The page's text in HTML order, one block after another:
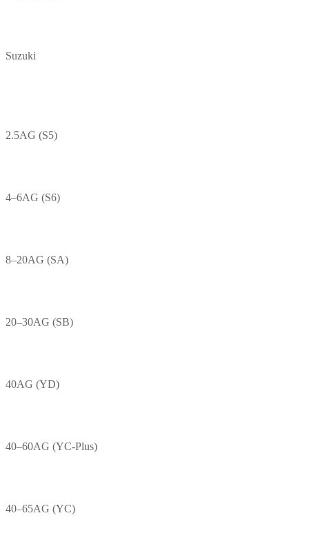
Suzuki
2.5AG (S5)
4–6AG (S6)
8–20AG (SA)
20–30AG (SB)
40AG (YD)
40–60AG (YC-Plus)
40–65AG (YC)